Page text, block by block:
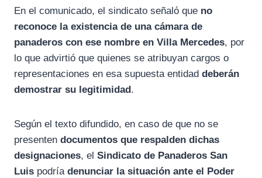
En el comunicado, el sindicato señaló que no
reconoce la existencia de una cámara de
panaderos con ese nombre en Villa Mercedes, por
lo que advirtió que quienes se atribuyan cargos o
representaciones en esa supuesta entidad deberán
demostrar su legitimidad.
Según el texto difundido, en caso de que no se
presenten documentos que respalden dichas
designaciones, el Sindicato de Panaderos San
Luis podría denunciar la situación ante el Poder